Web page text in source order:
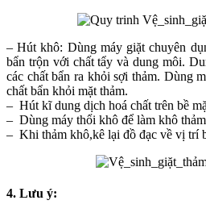
– Hút khô: Dùng máy giặt chuyên
bẩn trộn với chất tẩy và dung môi.
các chất bẩn ra khỏi sợi thảm. Dùng
chất bẩn khỏi mặt thảm.
– Hút kĩ dung dịch hoá chất trên bề
– Dùng máy thổi khô để làm khô thảm
– Khi thảm khô,kê lại đồ đạc về vị trí
4. Lưu ý: